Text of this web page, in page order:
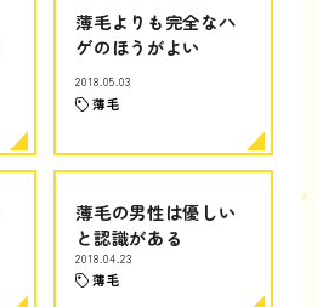
薄毛よりも完全なハ
ゲのほうがよい
2018.05.03
薄毛
薄毛の男性は優しい
と認識がある
2018.04.23
薄毛